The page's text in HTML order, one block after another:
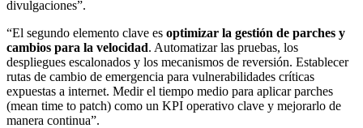
divulgaciones”.
“El segundo elemento clave es optimizar la gestión de parches y
cambios para la velocidad. Automatizar las pruebas, los
despliegues escalonados y los mecanismos de reversión. Establecer
rutas de cambio de emergencia para vulnerabilidades críticas
expuestas a internet. Medir el tiempo medio para aplicar parches
(mean time to patch) como un KPI operativo clave y mejorarlo de
manera continua”.